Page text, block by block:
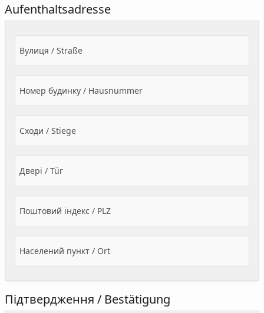
Aufenthaltsadresse
Вулиця / Straße
Номер будинку / Hausnummer
Сходи / Stiege
Двері / Tür
Поштовий індекс / PLZ
Населений пункт / Ort
Підтвердження / Bestätigung